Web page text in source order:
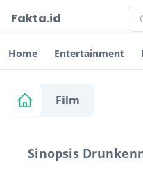
Fakta.id
Home Entertainment
Film
Sinopsis